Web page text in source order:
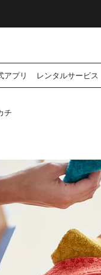
アプリ レンタルサービス
チ